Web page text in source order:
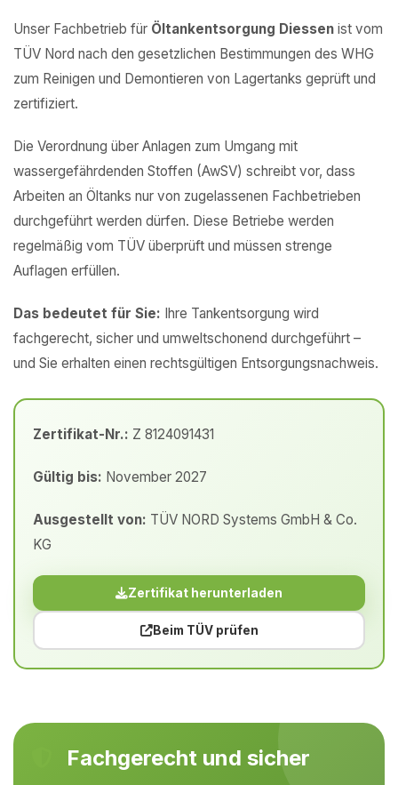
Unser Fachbetrieb für Öltankentsorgung Diessen ist vom
TÜV Nord nach den gesetzlichen Bestimmungen des WHG
zum Reinigen und Demontieren von Lagertanks geprüft und
zertifiziert.
Die Verordnung über Anlagen zum Umgang mit
wassergefährdenden Stoffen (AwSV) schreibt vor, dass
Arbeiten an Öltanks nur von zugelassenen Fachbetrieben
durchgeführt werden dürfen. Diese Betriebe werden
regelmäßig vom TÜV überprüft und müssen strenge
Auflagen erfüllen.
Das bedeutet für Sie: Ihre Tankentsorgung wird
fachgerecht, sicher und umweltschonend durchgeführt –
und Sie erhalten einen rechtsgültigen Entsorgungsnachweis.
Zertifikat-Nr.: Z 8124091431
Gültig bis: November 2027
Ausgestellt von: TÜV NORD Systems GmbH & Co.
KG
Zertifikat herunterladen
Beim TÜV prüfen
Fachgerecht und sicher